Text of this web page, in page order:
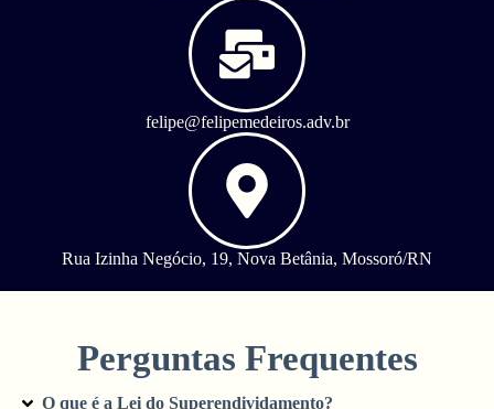
felipe@felipemedeiros.adv.br
Rua Izinha Negócio, 19, Nova Betânia, Mossoró/RN
Perguntas Frequentes
O que é a Lei do Superendividamento?